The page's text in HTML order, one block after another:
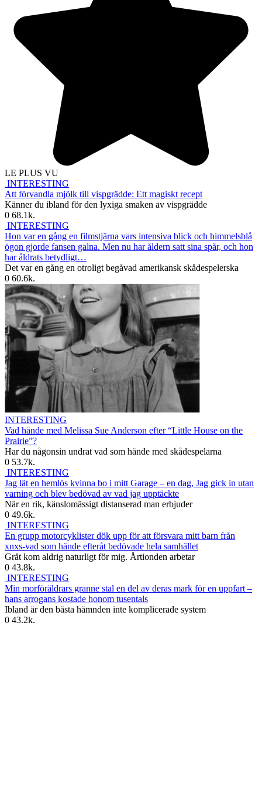
LE PLUS VU
INTERESTING
Att förvandla mjölk till vispgrädde: Ett magiskt recept
Känner du ibland för den lyxiga smaken av vispgrädde
0 68.1k.
INTERESTING
Hon var en gång en filmstjärna vars intensiva blick och himmelsblå
ögon gjorde fansen galna. Men nu har åldern satt sina spår, och hon
har åldrats betydligt…
Det var en gång en otroligt begåvad amerikansk skådespelerska
0 60.6k.
INTERESTING
Vad hände med Melissa Sue Anderson efter “Little House on the
Prairie”?
Har du någonsin undrat vad som hände med skådespelarna
0 53.7k.
INTERESTING
Jag lät en hemlös kvinna bo i mitt Garage – en dag, Jag gick in utan
varning och blev bedövad av vad jag upptäckte
När en rik, känslomässigt distanserad man erbjuder
0 49.6k.
INTERESTING
En grupp motorcyklister dök upp för att försvara mitt barn från
xnxs-vad som hände efteråt bedövade hela samhället
Gråt kom aldrig naturligt för mig. Årtionden arbetar
0 43.8k.
INTERESTING
Min morföräldrars granne stal en del av deras mark för en uppfart –
hans arrogans kostade honom tusentals
Ibland är den bästa hämnden inte komplicerade system
0 43.2k.